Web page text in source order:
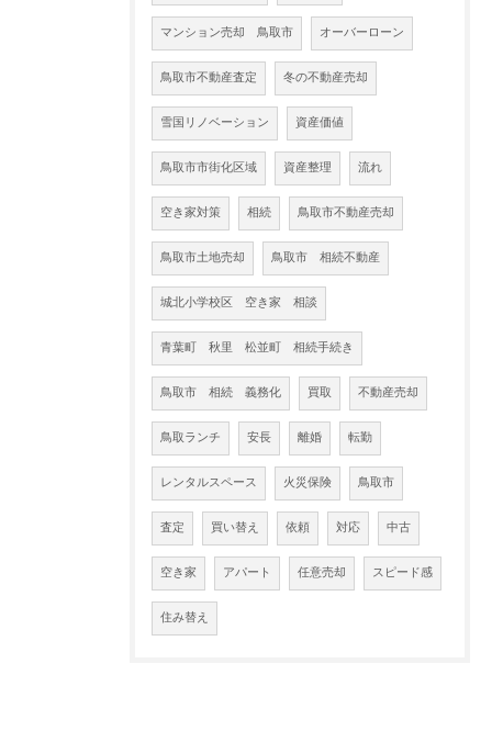
マンション売却 鳥取市 オーバーローン
鳥取市不動産査定 冬の不動産売却
雪国リノベーション 資産価値
鳥取市市街化区域 資産整理 流れ
空き家対策 相続 鳥取市不動産売却
鳥取市土地売却 鳥取市 相続不動産
城北小学校区 空き家 相談
青葉町 秋里 松並町 相続手続き
鳥取市 相続 義務化 買取 不動産売却
鳥取ランチ 安長 離婚 転勤
レンタルスペース 火災保険 鳥取市
査定 買い替え 依頼 対応 中古
空き家 アパート 任意売却 スピード感
住み替え